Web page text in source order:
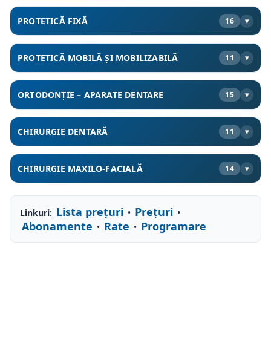
PROTETICĂ FIXĂ 16 ▾
PROTETICĂ MOBILĂ ȘI MOBILIZABILĂ 11 ▾
ORTODONȚIE – APARATE DENTARE 15 ▾
CHIRURGIE DENTARĂ 11 ▾
CHIRURGIE MAXILO-FACIALĂ 14 ▾
Linkuri: Lista prețuri • Prețuri •
Abonamente • Rate • Programare